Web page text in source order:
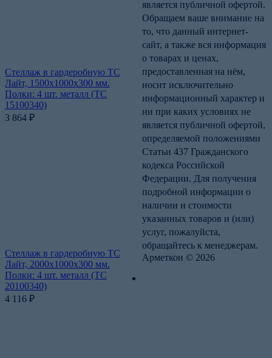
Стеллаж в гардеробную ТС
Лайт, 1500х1000х300 мм.
Полки: 4 шт. металл (ТС
15100340)
3 864 ₽
Стеллаж в гардеробную ТС
Лайт, 2000х1000х300 мм.
Полки: 4 шт. металл (ТС
20100340)
4 116 ₽
является публичной офертой.
Обращаем ваше внимание на
то, что данный интернет-
сайт, а также вся информация
о товарах и ценах,
предоставленная на нём,
носит исключительно
информационный характер и
ни при каких условиях не
является публичной офертой,
определяемой положениями
Статьи 437 Гражданского
кодекса Российской
Федерации. Для получения
подробной информации о
наличии и стоимости
указанных товаров и (или)
услуг, пожалуйста,
обращайтесь к менеджерам.
Арметкон © 2026